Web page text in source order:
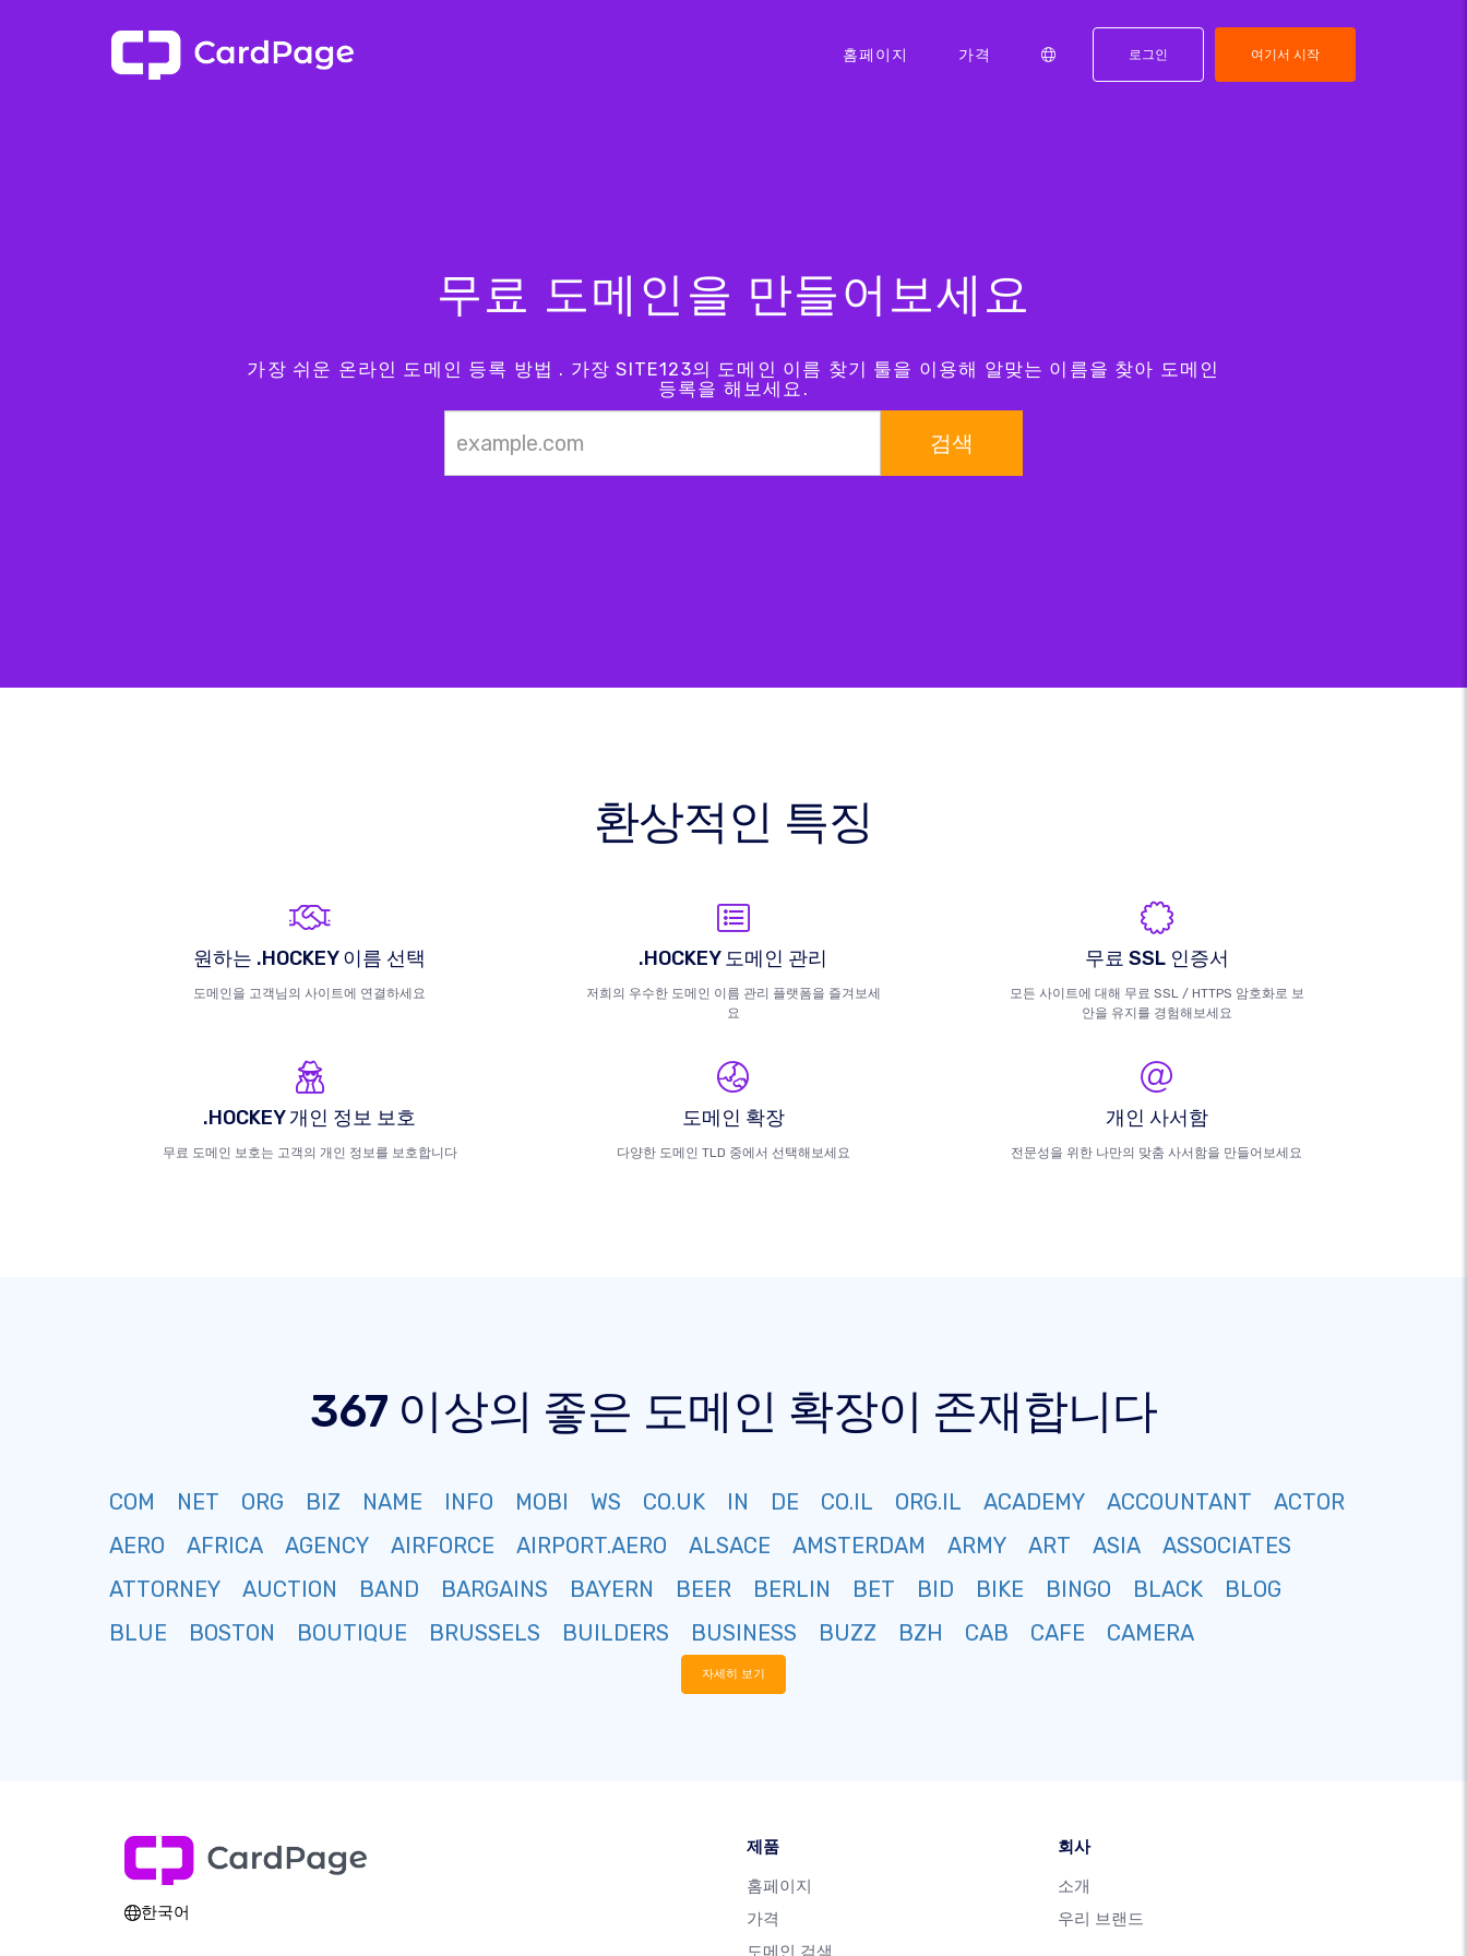
홈페이지 가격 로그인 여기서 시작
무료 도메인을 만들어보세요
가장 쉬운 온라인 도메인 등록 방법 . 가장 SITE123의 도메인 이름 찾기 툴을 이용해 알맞는 이름을 찾아 도메인
등록을 해보세요.
검색
환상적인 특징
원하는 .HOCKEY 이름 선택
도메인을 고객님의 사이트에 연결하세요
.HOCKEY 도메인 관리
저희의 우수한 도메인 이름 관리 플랫폼을 즐겨보세
요
무료 SSL 인증서
모든 사이트에 대해 무료 SSL / HTTPS 암호화로 보
안을 유지를 경험해보세요
.HOCKEY 개인 정보 보호
무료 도메인 보호는 고객의 개인 정보를 보호합니다
도메인 확장
다양한 도메인 TLD 중에서 선택해보세요
개인 사서함
전문성을 위한 나만의 맞춤 사서함을 만들어보세요
367 이상의 좋은 도메인 확장이 존재합니다
COM NET ORG BIZ NAME INFO MOBI WS CO.UK IN DE CO.IL ORG.IL ACADEMY ACCOUNTANT
ACTOR
AERO
AFRICA AGENCY AIRFORCE AIRPORT.AERO ALSACE AMSTERDAM ARMY ART ASIA
ASSOCIATES
ATTORNEY
AUCTION BAND BARGAINS BAYERN BEER BERLIN BET BID BIKE BINGO BLACK
BLOG
BLUE
BOSTON BOUTIQUE BRUSSELS BUILDERS BUSINESS BUZZ BZH CAB CAFE CAMERA
자세히 보기
한국어
제품
홈페이지
가격
도메인 검색
회사
소개
우리 브랜드